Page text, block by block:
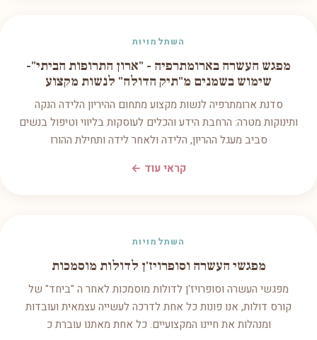
השתלמויות
מפגש העשרה בארומתרפיה - "ארון התרופות הביתי"-
שימוש בשמנים מ"תיק הדולה" לנשות מקצוע
סדנת ארומתרפיה לנשות מקצוע מתחום ההיריון הלידה הנקה
ותינוקות מטרה: הרחבת הידע והכלים לעוסקות בליווי וטיפול בנשים
סביב מעגל ההריון, הלידה ולאחר לידה ותחילת ההורו
קראי עוד ←
השתלמויות
מפגשי העשרה וסופרויז'ן לדולות מוסמכות
מפגשי העשרה וסופרויז'ן לדולות מוסמכות לאחר ה "ביחד" של
קורס דולות, אנו פונות כל אחת לדרכה לעשייה עצמאית ועובדות
ומנהלות את חיינו המקצועיים. כל אחת מאתנו עוברת כ